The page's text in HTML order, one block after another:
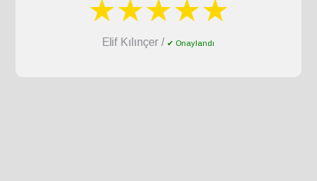
★★★★★
Elif Kılınçer / ✔ Onaylandı